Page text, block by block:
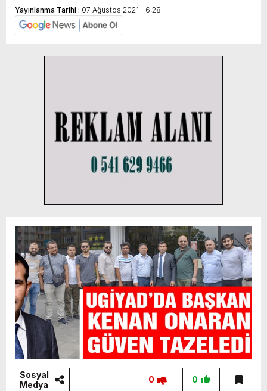
Yayınlanma Tarihi : 07 Ağustos 2021 - 6:28
Sosyal
Medya
0
0